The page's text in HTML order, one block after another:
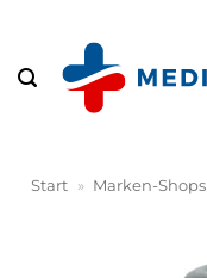
springen
Start » Marken-Shops